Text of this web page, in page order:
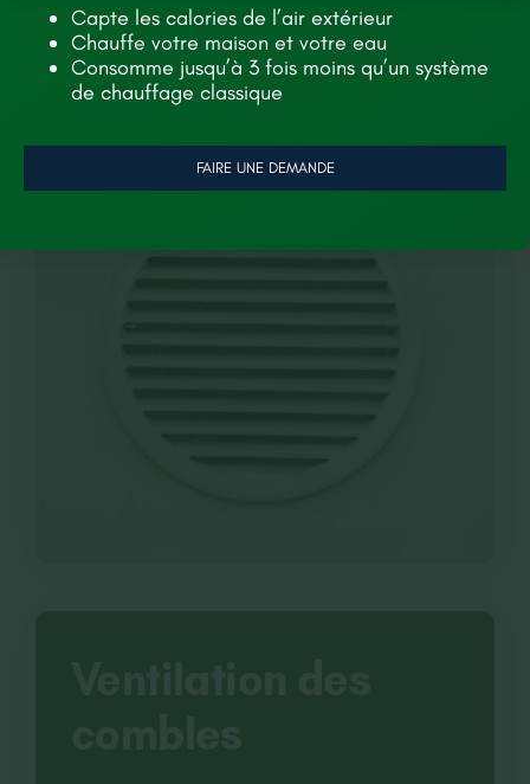
Capte les calories de l’air extérieur
Chauffe votre maison et votre eau
Consomme jusqu’à 3 fois moins qu’un système
de chauffage classique
FAIRE UNE DEMANDE